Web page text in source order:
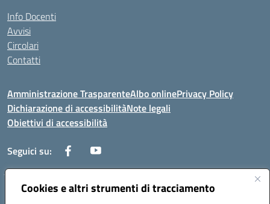
Cookies e altri strumenti di tracciamento
Info Docenti
Avvisi
Circolari
Contatti
Amministrazione TrasparenteAlbo onlinePrivacy Policy
Dichiarazione di accessibilitàNote legali
Obiettivi di accessibilità
Seguici su:
Corso Roma, 1 71100 FOGGIA (FG)